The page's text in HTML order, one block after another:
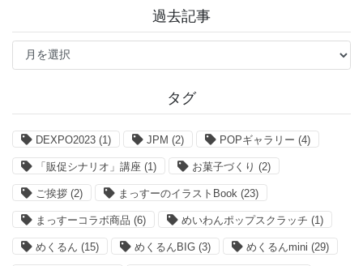
過去記事
過
記
タグ
DEXPO2023 (1) JPM (2) POPギャラリー (4)
「販促シナリオ」講座 (1) お菓子づくり (2)
ご挨拶 (2) まっすーのイラストBook (23)
まっすーコラボ商品 (6) めいわんポップスクラッチ (1)
めくるん (15) めくるんBIG (3) めくるんmini (29)